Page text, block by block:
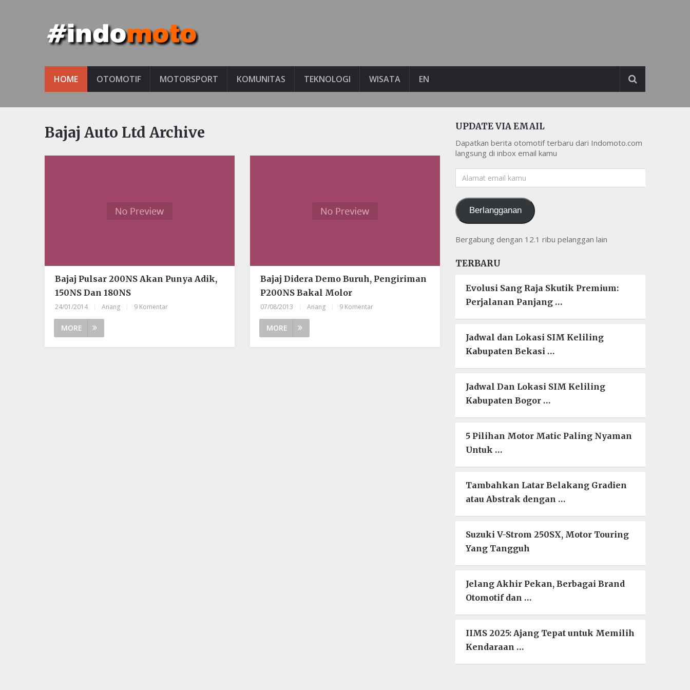
HOME OTOMOTIF MOTORSPORT KOMUNITAS TEKNOLOGI WISATA EN
Bajaj Auto Ltd Archive
Bajaj Pulsar 200NS Akan Punya Adik,
150NS Dan 180NS
24/01/2014 Anang 9 Komentar
MORE
Bajaj Didera Demo Buruh, Pengiriman
P200NS Bakal Molor
07/08/2013 Anang 9 Komentar
MORE
UPDATE VIA EMAIL
Dapatkan berita otomotif terbaru dari Indomoto.com
langsung di inbox email kamu
Alamat
email
Berlangganan
Bergabung dengan 12.1 ribu pelanggan lain
TERBARU
Evolusi Sang Raja Skutik Premium:
Perjalanan Panjang …
Jadwal dan Lokasi SIM Keliling
Kabupaten Bekasi …
Jadwal Dan Lokasi SIM Keliling
Kabupaten Bogor …
5 Pilihan Motor Matic Paling Nyaman
Untuk …
Tambahkan Latar Belakang Gradien
atau Abstrak dengan …
Suzuki V-Strom 250SX, Motor Touring
Yang Tangguh
Jelang Akhir Pekan, Berbagai Brand
Otomotif dan …
IIMS 2025: Ajang Tepat untuk Memilih
Kendaraan …